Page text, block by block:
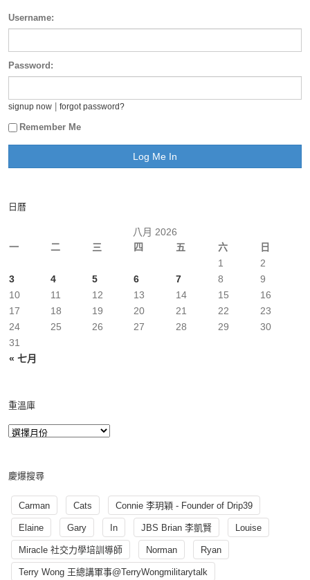
Username:
Password:
signup now forgot password?
Remember Me
日曆
八月 2026
一
二 三 四 五 六 日
« 七月
1
2
3
4 5 6 7 8
9
10
11 12 13 14 15
16
17
18 19 20 21 22
23
24
25 26 27 28 29
30
31
重溫庫
慶爆搜尋
Carman Cats Connie 李玥穎 - Founder of Drip39
Elaine Gary In JBS Brian 李凱賢 Louise
Miracle 社交力學培訓導師 Norman Ryan
Terry Wong 王總講軍事@TerryWongmilitarytalk